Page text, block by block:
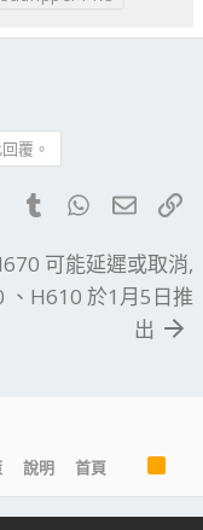
覆。
PinterestTumblrWhatsApp
電子
可能延遲或取消,
、H610 於1月5日推
出
說明 首頁
R
S
S